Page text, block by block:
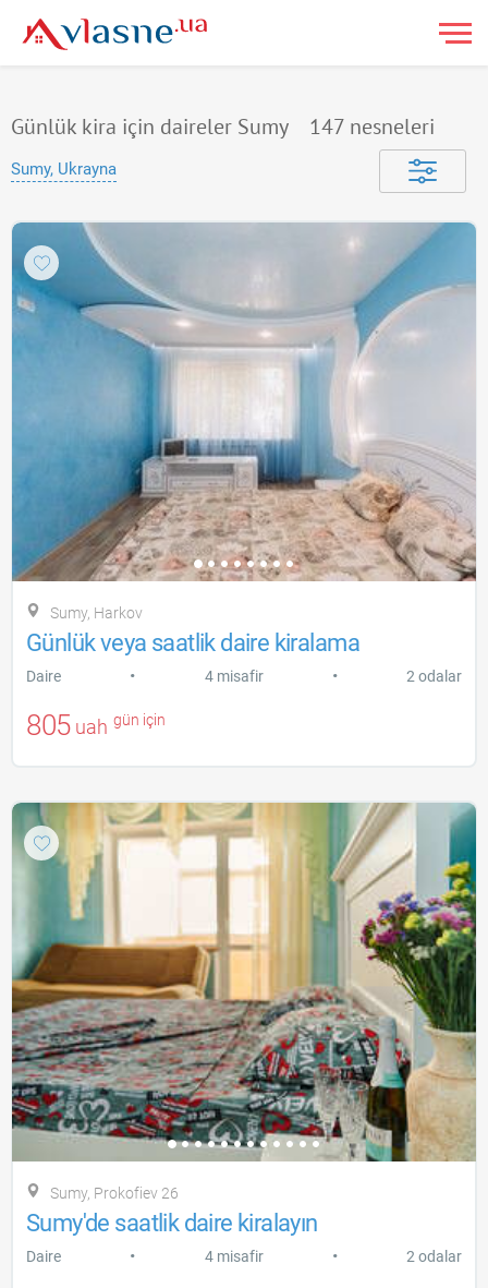
Günlük kira için daireler Sumy 147 nesneleri
Sumy, Ukrayna
Sumy, Harkov
Günlük veya saatlik daire kiralama
Daire • 4 misafir • 2 odalar
805 uah gün için
Sumy, Prokofiev 26
Sumy'de saatlik daire kiralayın
Daire • 4 misafir • 2 odalar